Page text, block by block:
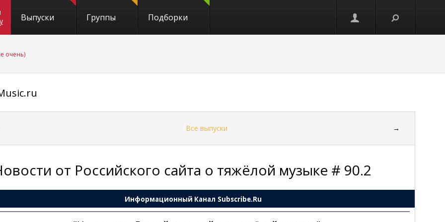
Выпуски Группы Подборки
очень)
Все выпуски →
от Российского сайта о тяжёлой музыке # 90.2
Информационный Канал Subscribe.Ru